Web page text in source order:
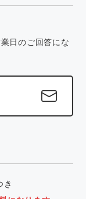
日のご回答にな
き